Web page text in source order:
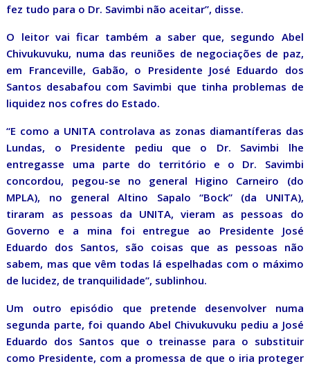
fez tudo para o Dr. Savimbi não aceitar”, disse.
O leitor vai ficar também a saber que, segundo Abel
Chivukuvuku, numa das reuniões de negociações de paz,
em Franceville, Gabão, o Presidente José Eduardo dos
Santos desabafou com Savimbi que tinha problemas de
liquidez nos cofres do Estado.
“E como a UNITA controlava as zonas diamantíferas das
Lundas, o Presidente pediu que o Dr. Savimbi lhe
entregasse uma parte do território e o Dr. Savimbi
concordou, pegou-se no general Higino Carneiro (do
MPLA), no general Altino Sapalo “Bock” (da UNITA),
tiraram as pessoas da UNITA, vieram as pessoas do
Governo e a mina foi entregue ao Presidente José
Eduardo dos Santos, são coisas que as pessoas não
sabem, mas que vêm todas lá espelhadas com o máximo
de lucidez, de tranquilidade”, sublinhou.
Um outro episódio que pretende desenvolver numa
segunda parte, foi quando Abel Chivukuvuku pediu a José
Eduardo dos Santos que o treinasse para o substituir
como Presidente, com a promessa de que o iria proteger